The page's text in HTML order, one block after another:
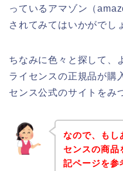
っているアマゾン（
されてみてはいかがでし
ちなみに色々と探して、
ライセンスの正規品が購
センス公式のサイトをみ
なので、もし
センスの商品
記ページを参